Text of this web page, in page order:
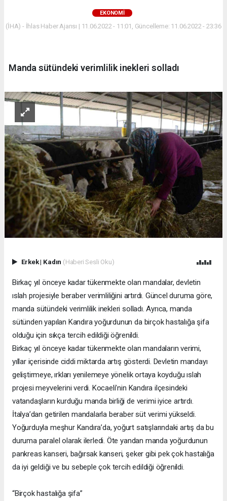
EKONOMİ
(İHA) - İhlas Haber Ajansı | 11.06.2022 - 11:01, Güncelleme: 11.06.2022 - 23:36
Manda sütündeki verimlilik inekleri solladı
Erkek| Kadın (Haberi Sesli Oku)
Birkaç yıl önceye kadar tükenmekte olan mandalar, devletin
ıslah projesiyle beraber verimliliğini artırdı. Güncel duruma göre,
manda sütündeki verimlilik inekleri solladı. Ayrıca, manda
sütünden yapılan Kandıra yoğurdunun da birçok hastalığa şifa
olduğu için sıkça tercih edildiği öğrenildi.
Birkaç yıl önceye kadar tükenmekte olan mandaların verimi,
yıllar içerisinde ciddi miktarda artış gösterdi. Devletin mandayı
geliştirmeye, ırkları yenilemeye yönelik ortaya koyduğu ıslah
projesi meyvelerini verdi. Kocaeli’nin Kandıra ilçesindeki
vatandaşların kurduğu manda birliği de verimi iyice artırdı.
İtalya’dan getirilen mandalarla beraber süt verimi yükseldi.
Yoğurduyla meşhur Kandıra’da, yoğurt satışlarındaki artış da bu
duruma paralel olarak ilerledi. Öte yandan manda yoğurdunun
pankreas kanseri, bağırsak kanseri, şeker gibi pek çok hastalığa
da iyi geldiği ve bu sebeple çok tercih edildiği öğrenildi.
“Birçok hastalığa şifa”